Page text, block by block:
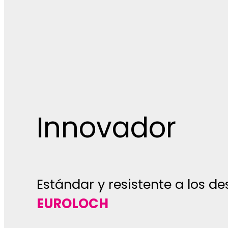
Innovador
Estándar y resistente a los
EUROLOCH